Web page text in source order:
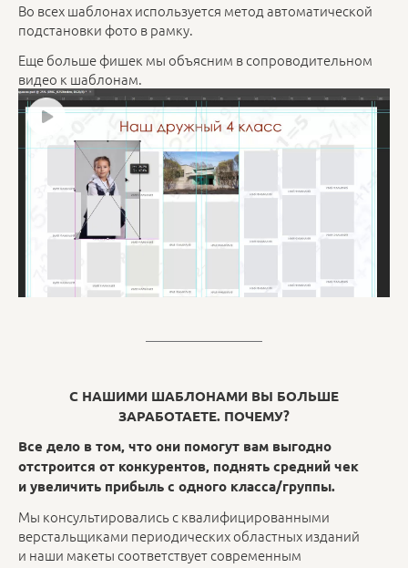
Во всех шаблонах используется метод автоматической
подстановки фото в рамку.
Еще больше фишек мы объясним в сопроводительном
видео к шаблонам.
С НАШИМИ ШАБЛОНАМИ ВЫ БОЛЬШЕ
ЗАРАБОТАЕТЕ. ПОЧЕМУ?
Все дело в том, что они помогут вам выгодно
отстроится от конкурентов, поднять средний чек
и увеличить прибыль с одного класса/группы.
Мы консультировались с квалифицированными
верстальщиками периодических областных изданий
и наши макеты соответствует современным